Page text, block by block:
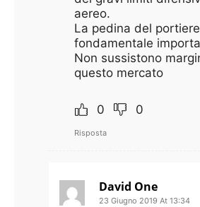
aereo.
La pedina del
fondamentale
Non sussistono
questo mercato
0 0
Risposta
David One
23 Giugno 2019 At 13:34